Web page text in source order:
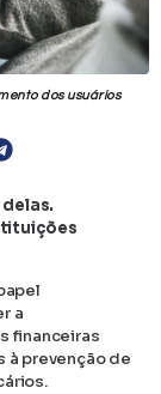
dos usuários
a
financeiras
à prevenção de